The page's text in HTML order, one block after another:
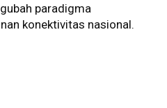
paradigma
konektivitas nasional.